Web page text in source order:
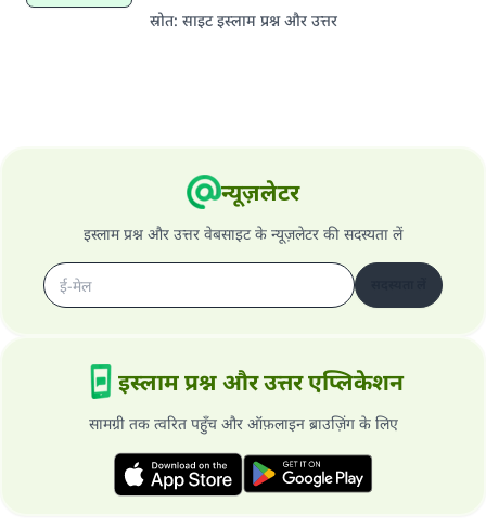
स्रोत: साइट इस्लाम प्रश्न और उत्तर
न्यूज़लेटर
इस्लाम प्रश्न और उत्तर वेबसाइट के न्यूज़लेटर की सदस्यता लें
इस्लाम प्रश्न और उत्तर एप्लिकेशन
सामग्री तक त्वरित पहुँच और ऑफ़लाइन ब्राउज़िंग के लिए